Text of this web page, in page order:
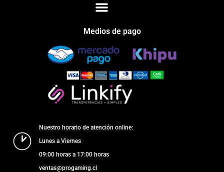
Medios de pago
Nuestro horario de atención online:
Lunes a Viernes
09:00 horas a 17:00 horas
ventas@progaming.cl